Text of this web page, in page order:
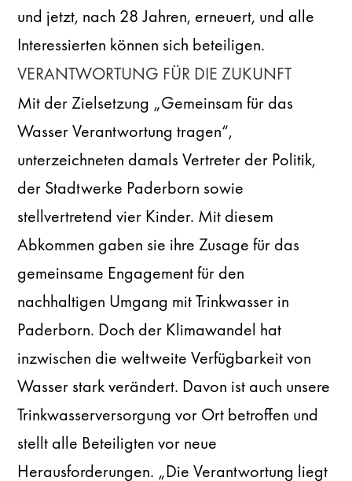
und jetzt, nach 28 Jahren, erneuert, und alle
Interessierten können sich beteiligen.
VERANTWORTUNG FÜR DIE ZUKUNFT
Mit der Zielsetzung „Gemeinsam für das
Wasser Verantwortung tragen“,
unterzeichneten damals Vertreter der Politik,
der Stadtwerke Paderborn sowie
stellvertretend vier Kinder. Mit diesem
Abkommen gaben sie ihre Zusage für das
gemeinsame Engagement für den
nachhaltigen Umgang mit Trinkwasser in
Paderborn. Doch der Klimawandel hat
inzwischen die weltweite Verfügbarkeit von
Wasser stark verändert. Davon ist auch unsere
Trinkwasserversorgung vor Ort betroffen und
stellt alle Beteiligten vor neue
Herausforderungen. „Die Verantwortung liegt